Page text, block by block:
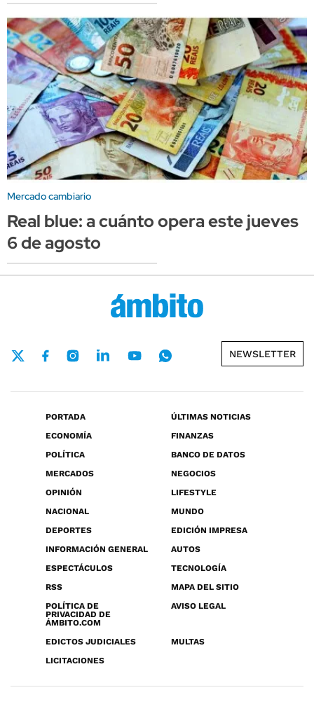
Mercado cambiario
Real blue: a cuánto opera este jueves
6 de agosto
NEWSLETTER
PORTADA
ÚLTIMAS NOTICIAS
ECONOMÍA
FINANZAS
POLÍTICA
BANCO DE DATOS
MERCADOS
NEGOCIOS
OPINIÓN
LIFESTYLE
NACIONAL
MUNDO
DEPORTES
EDICIÓN IMPRESA
INFORMACIÓN GENERAL
AUTOS
ESPECTÁCULOS
TECNOLOGÍA
RSS
MAPA DEL SITIO
POLÍTICA DE
PRIVACIDAD DE
ÁMBITO.COM
AVISO LEGAL
EDICTOS JUDICIALES
MULTAS
LICITACIONES